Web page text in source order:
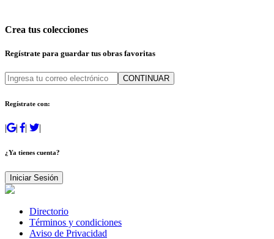
Crea tus colecciones
Regístrate para guardar tus obras favoritas
CONTINUAR
Regístrate con:
| | | |
¿Ya tienes cuenta?
Iniciar Sesión
Directorio
Términos y condiciones
Aviso de Privacidad